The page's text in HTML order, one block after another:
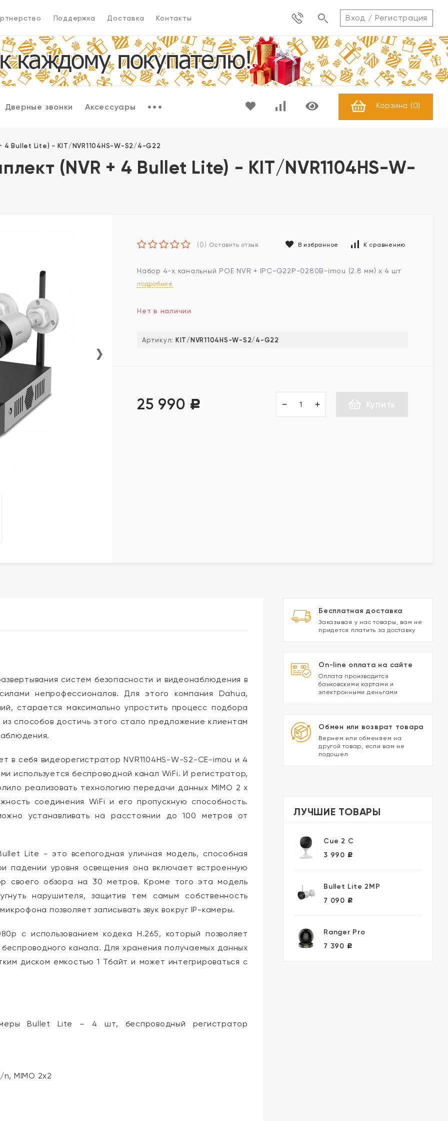
Поддержка Доставка Контакты Вход / Регистрация
Дверные звонки Аксессуары Корзина (0)
4 Bullet Lite) - KIT/NVR1104HS-W-S2/4-G22
(NVR + 4 Bullet Lite) - KIT/NVR1104HS-W-
›
(0) Оставить отзыв В избранное К сравнению
Набор 4-х канальный POE NVR + IPC-G22P-0280B-imou (2.8 мм) х 4 шт
подробнее
Нет в наличии
Артикул: KIT/NVR1104HS-W-S2/4-G22
25 990 Р Купить
Бесплатная доставка
Заказывая у нас товары, вам не
придется платить за доставку
On-line оплата на сайте
Оплата производится
банковскими картами и
электронными деньгами
Обмен или возврат товара
Вернем или обменяем на
другой товар, если вам не
подошел
ЛУЧШИЕ ТОВАРЫ
Cue 2 C
3 990
Р
Bullet Lite 2MP
7 090
Р
Ranger Pro
7 390
Р
систем безопасности и видеонаблюдения в
непрофессионалов. Для этого компания Dahua,
старается максимально упростить процесс подбора
способов достичь этого стало предложение клиентам
в себя видеорегистратор NVR1104HS-W-S2-CE-imou и 4
используется беспроводной канал WiFi. И регистратор,
реализовать технологию передачи данных MIMO 2 x
соединения WiFi и его пропускную способность.
устанавливать на расстоянии до 100 метров от
Lite - это всепогодная уличная модель, способная
падении уровня освещения она включает встроенную
своего обзора на 30 метров. Кроме того эта модель
нарушителя, защитив тем самым собственность
позволяет записывать звук вокруг IP-камеры.
с использованием кодека H.265, который позволяет
канала. Для хранения получаемых данных
диском емкостью 1 Тбайт и может интегрироваться с
Bullet Lite – 4 шт, беспроводный регистратор
MIMO 2x2